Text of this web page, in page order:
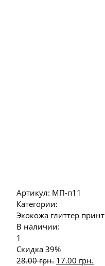
Артикул: МП-п11
Категории:
Экокожа глиттер принт
В наличии:
1
Скидка 39%
28.00грн. 17.00 грн.